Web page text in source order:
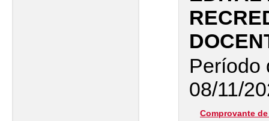
Período
08/11/
Comprovante